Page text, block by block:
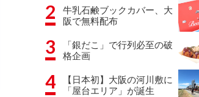
2
牛乳石鹸ブックカバー、大
阪で無料配布
3
「銀だこ」で行列必至の破
格企画
4
【日本初】大阪の河川敷に
「屋台エリア」が誕生